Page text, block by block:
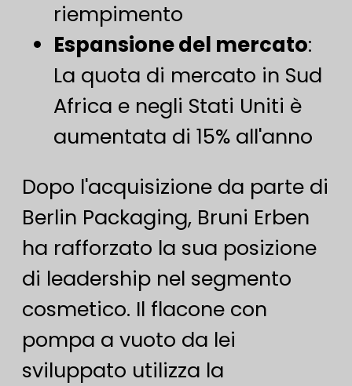
riempimento
Espansione del mercato:
La quota di mercato in Sud
Africa e negli Stati Uniti è
aumentata di 15% all'anno
Dopo l'acquisizione da parte di
Berlin Packaging, Bruni Erben
ha rafforzato la sua posizione
di leadership nel segmento
cosmetico. Il flacone con
pompa a vuoto da lei
sviluppato utilizza la